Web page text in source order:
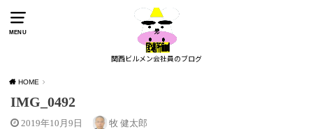
MENU
関西ビルメン会社員のブログ
HOME
IMG_0492
2019年10月9日 牧 健太郎